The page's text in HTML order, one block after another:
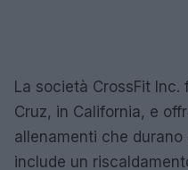
La società CrossFit
Cruz, in California, e
allenamenti che durano
include un